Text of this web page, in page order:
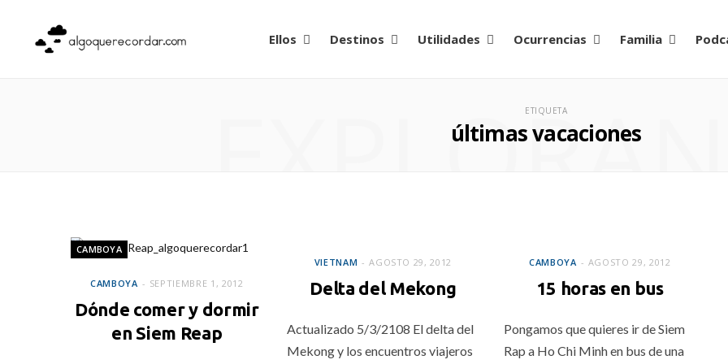
Ellos Destinos Utilidades Ocurrencias Familia
ETIQUETA
últimas vacaciones
CAMBOYA
CAMBOYA SEPTIEMBRE 1, 2012
Dónde comer y dormir
en Siem Reap
VIETNAM AGOSTO 29, 2012
Delta del Mekong
Actualizado 5/3/2108 El delta del
Mekong y los encuentros viajeros
CAMBOYA AGOSTO 29, 2012
15 horas en bus
Pongamos que quieres ir de Siem
Rap a Ho Chi Minh en bus de una